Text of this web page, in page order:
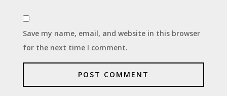
Save my name, email, and website in this browser
for the next time I comment.